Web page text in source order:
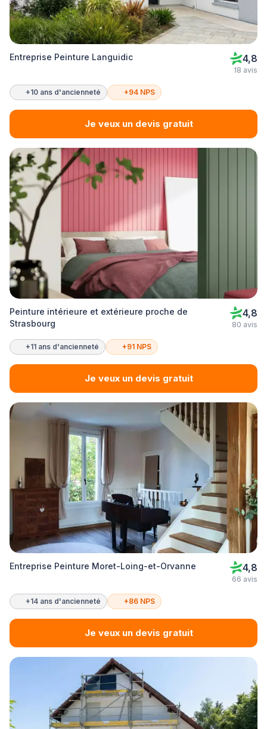
Entreprise Peinture Languidic 4,8
18 avis
+10 ans d'ancienneté +94 NPS
Je veux un devis gratuit
Peinture intérieure et extérieure proche de
Strasbourg
4,8
80 avis
+11 ans d'ancienneté +91 NPS
Je veux un devis gratuit
Entreprise Peinture Moret-Loing-et-Orvanne 4,8
66 avis
+14 ans d'ancienneté +86 NPS
Je veux un devis gratuit